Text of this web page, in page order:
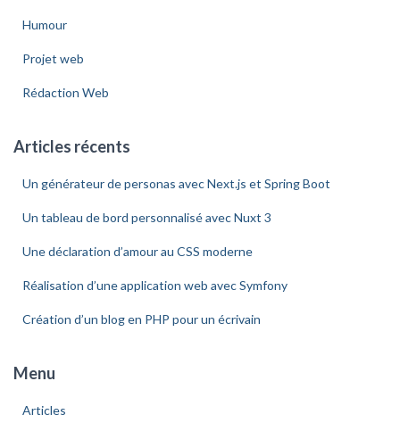
Humour
Projet web
Rédaction Web
Articles récents
Un générateur de personas avec Next.js et Spring Boot
Un tableau de bord personnalisé avec Nuxt 3
Une déclaration d’amour au CSS moderne
Réalisation d’une application web avec Symfony
Création d’un blog en PHP pour un écrivain
Menu
Articles